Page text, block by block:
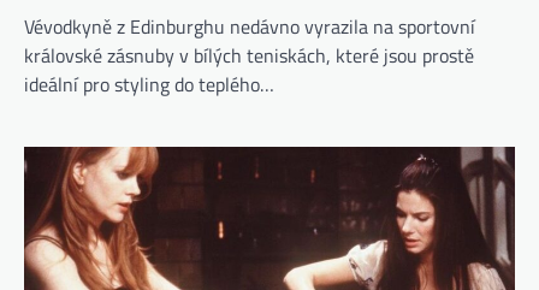
Vévodkyně z Edinburghu nedávno vyrazila na sportovní
královské zásnuby v bílých teniskách, které jsou prostě
ideální pro styling do teplého…